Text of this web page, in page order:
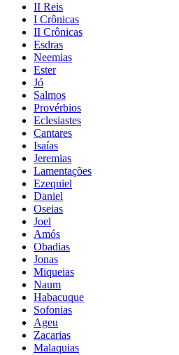
II Reis
I Crônicas
II Crônicas
Esdras
Neemias
Ester
Jó
Salmos
Provérbios
Eclesiastes
Cantares
Isaías
Jeremias
Lamentações
Ezequiel
Daniel
Oseias
Joel
Amós
Obadias
Jonas
Miqueias
Naum
Habacuque
Sofonias
Ageu
Zacarias
Malaquias